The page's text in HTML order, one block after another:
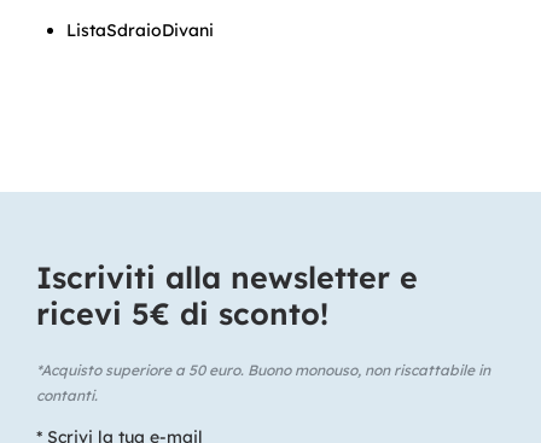
ListaSdraioDivani
Iscriviti alla newsletter e
ricevi 5€ di sconto!​
*Acquisto superiore a 50 euro. Buono monouso, non riscattabile in
contanti.
* Scrivi la tua e-mail